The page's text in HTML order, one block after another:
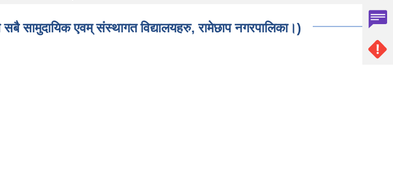
सामुदायिक एवम् संस्थागत विद्यालयहरु, रामेछाप नगरपालिका।)